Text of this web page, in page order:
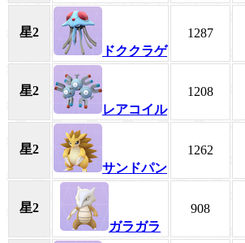
星2
ドククラゲ
1287
星2
レアコイル
1208
星2
サンドパン
1262
星2
ガラガラ
908